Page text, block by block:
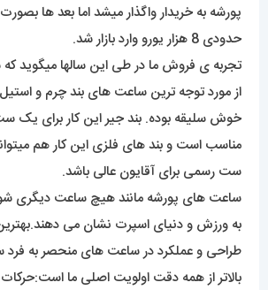
پورشه به خریدار واگذار میشد اما بعد ها
حدودی 8 هزار یورو وارد بازار شد.
تجربه ی فروش ما در طی این سالها میگوید
از مورد توجه ترین ساعت های بند چرم و استیل
خوش سلیقه بوده. بند جیر این کار برای یک
مناسب است و بند های فلزی این کار هم
ست رسمی برای آقایون عالی باشد.
ساعت های پورشه مانند هیچ ساعت دیگری
به ورزش و دنیای اسپرت نشان می دهند.بهترین
طراحی و عملکرد در ساعت های منحصر به فرد
بالاتر از همه دقت اولویت اصلی ما